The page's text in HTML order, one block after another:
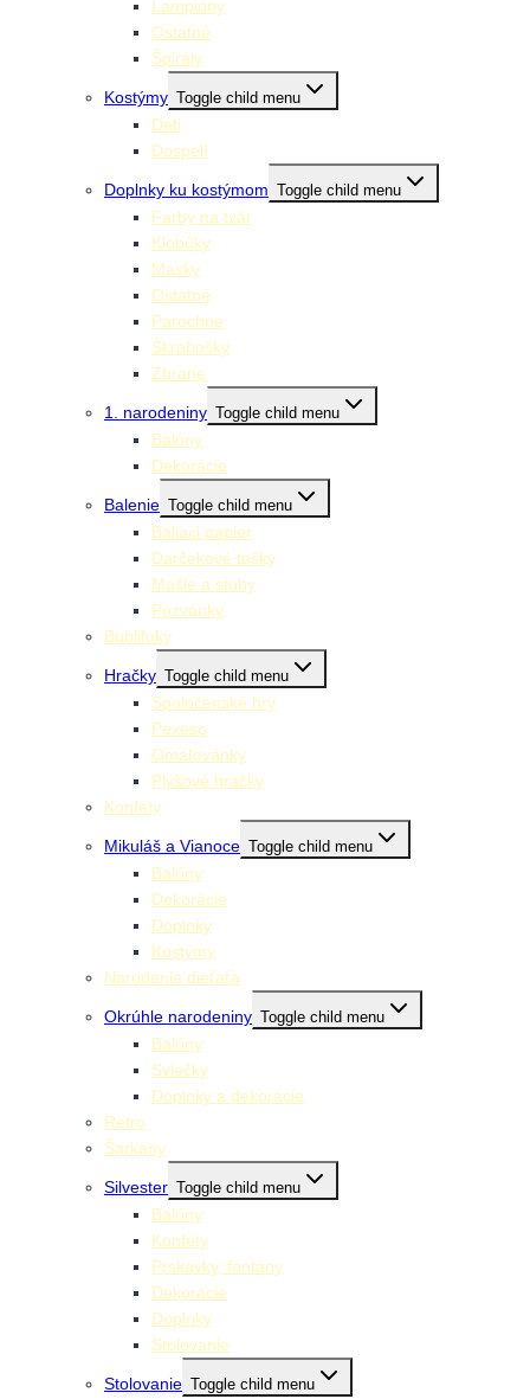
Lampióny
Ostatné
Špirály
Kostýmy Toggle child menu
Deti
Dospelí
Doplnky ku kostýmom Toggle child menu
Farby na tvár
Klobúky
Masky
Ostatné
Parochne
Škrabošky
Zbrane
1. narodeniny Toggle child menu
Balóny
Dekorácie
Balenie Toggle child menu
Baliaci papier
Darčekové tašky
Mašle a stuhy
Pozvánky
Bublifuky
Hračky Toggle child menu
Spoločenské hry
Pexeso
Omaľovánky
Plyšové hračky
Konfety
Mikuláš a Vianoce Toggle child menu
Balóny
Dekorácie
Doplnky
Kostýmy
Narodenie dieťaťa
Okrúhle narodeniny Toggle child menu
Balóny
Sviečky
Doplnky a dekorácie
Retro
Šarkany
Silvester Toggle child menu
Balóny
Konfety
Prskavky, fontány
Dekorácie
Doplnky
Stolovanie
Stolovanie Toggle child menu